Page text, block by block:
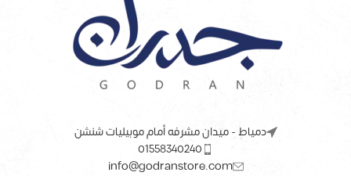
دمياط - ميدان مشرفه أمام موبيليات شنشن
01558340240
info@godranstore.com